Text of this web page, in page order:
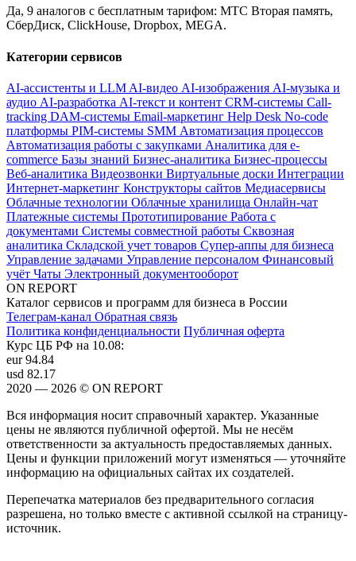
Да, 9 аналогов с бесплатным тарифом: МТС Вторая память,
СберДиск, ClickHouse, Dropbox, MEGA.
Категории сервисов
AI-ассистенты и LLM AI-видео AI-изображения AI-музыка и
аудио AI-разработка AI-текст и контент CRM-системы Call-
tracking DAM-системы Email-маркетинг Help Desk No-code
платформы PIM-системы SMM Автоматизация процессов
Автоматизация работы с закупками Аналитика для e-
commerce Базы знаний Бизнес-аналитика Бизнес-процессы
Веб-аналитика Видеозвонки Виртуальные доски Интеграции
Интернет-маркетинг Конструкторы сайтов Медиасервисы
Облачные технологии Облачные хранилища Онлайн-чат
Платежные системы Прототипирование Работа с
документами Системы совместной работы Сквозная
аналитика Складской учет товаров Супер-аппы для бизнеса
Управление задачами Управление персоналом Финансовый
учёт Чаты Электронный документооборот
ON REPORT
Каталог сервисов и программ для бизнеса в России
Телеграм-канал Обратная связь
Политика конфиденциальности Публичная оферта
Курс ЦБ РФ на 10.08:
eur94.84
usd 82.17
2020 — 2026 © ON REPORT
Вся информация носит справочный характер. Указанные
цены не являются публичной офертой. Мы не несём
ответственности за актуальность предоставляемых данных.
Цены и функции приложений могут изменяться — уточняйте
информацию на официальных сайтах их создателей.
Перепечатка материалов без предварительного согласия
разрешена, но только вместе с активной ссылкой на страницу-
источник.